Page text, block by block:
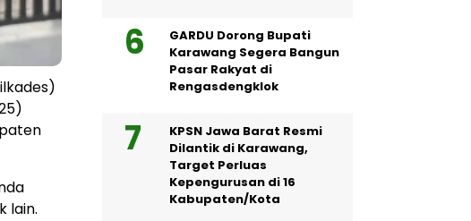
lain.
GARDU Dorong Bupati
Karawang Segera Bangun
Pasar Rakyat di
Rengasdengklok
KPSN Jawa Barat Resmi
Dilantik di Karawang,
Target Perluas
Kepengurusan di 16
Kabupaten/Kota